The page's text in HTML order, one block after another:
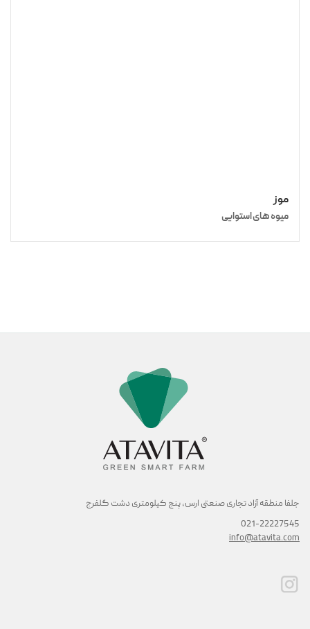
موز
میوه‌ های استوایی
جلفا منطقه آزاد تجاری صنعتی ارس, پنج کیلومتری دشت گلفرج
021-22227545
info@atavita.com